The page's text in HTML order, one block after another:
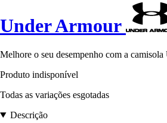
Under Armour
Melhore o seu desempenho com a
Produto indisponível
Todas as variações esgotadas
Descrição